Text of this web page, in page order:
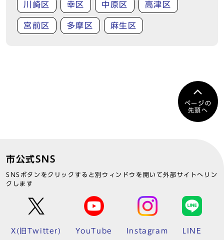
川崎区 幸区 中原区 高津区
宮前区 多摩区 麻生区
ページの
先頭へ
市公式SNS
SNSボタンをクリックすると別ウィンドウを開いて外部サイトへリン
クします
X(旧Twitter) YouTube Instagram LINE